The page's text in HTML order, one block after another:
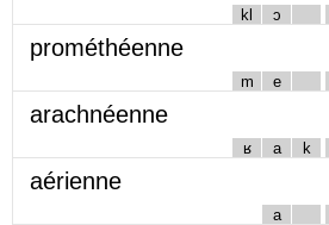
kl ɔ
prométhéenne
m e
arachnéenne
ʁ a k
aérienne
a